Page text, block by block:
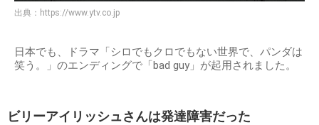
出典： https://www.ytv.co.jp
日本でも、ドラマ「シロでもクロでもない世界で、パンダは
笑う。」のエンディングで「bad guy」が起用されました。
ビリーアイリッシュさんは発達障害だった